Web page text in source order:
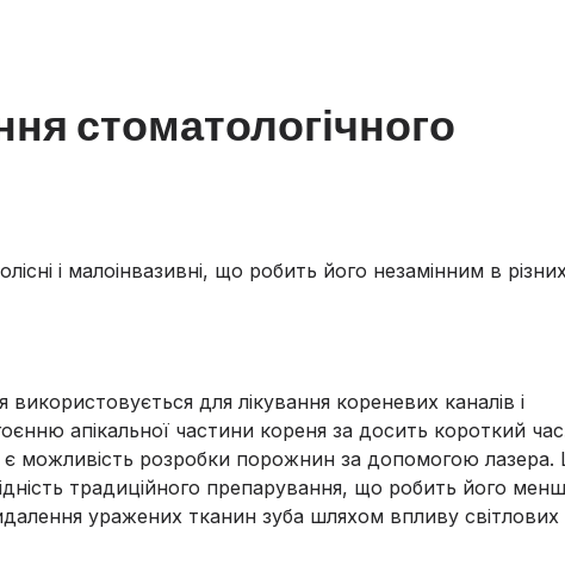
стоматологічного
і малоінвазивні, що робить його незамінним в
для лікування кореневих каналів і
апікальної частини кореня за досить короткий
є можливість розробки порожнин за допомогою лазера.
традиційного препарування, що робить його менш
уражених тканин зуба шляхом впливу світлових